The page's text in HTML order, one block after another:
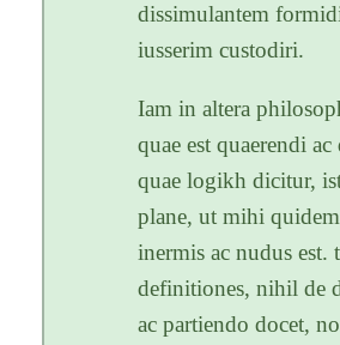
dissimulantem
iusserim custodiri.
Iam in altera
quae est quaerendi ac
quae logikh dicitur,
plane, ut mihi
inermis ac nudus est.
definitiones, nihil de
ac partiendo docet,